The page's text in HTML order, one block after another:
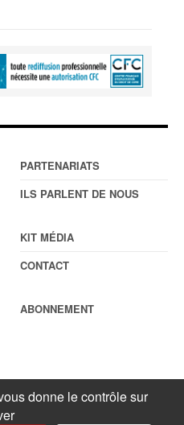
PARTENARIATS
ILS PARLENT DE NOUS
KIT MÉDIA
CONTACT
ABONNEMENT
interdite sans autorisation
donne le contrôle sur